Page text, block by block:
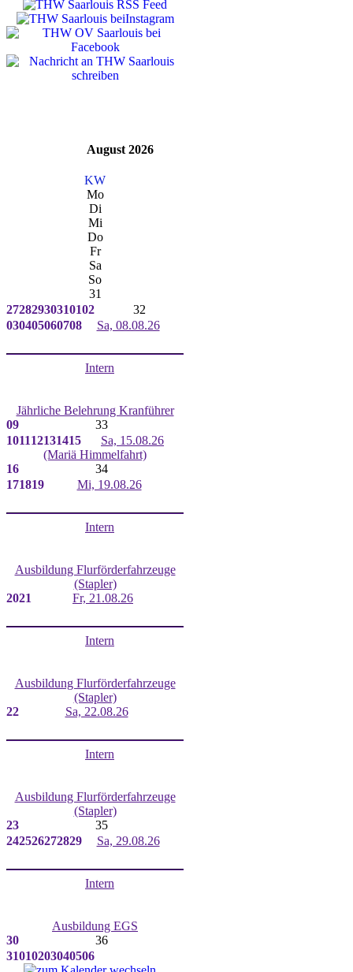
August 2026
KW
Mo
Di
Mi
Do
Fr
Sa
So
31
27282930310102
32
030405060708 Sa, 08.08.26
Intern
Jährliche Belehrung Kranführer
09
33
101112131415
Sa, 15.08.26
(Mariä Himmelfahrt)
16
34
171819 Mi, 19.08.26
Intern
Ausbildung Flurförderfahrzeuge
(Stapler)
2021 Fr, 21.08.26
Intern
Ausbildung Flurförderfahrzeuge
(Stapler)
22
Sa, 22.08.26
Intern
Ausbildung Flurförderfahrzeuge
(Stapler)
23
35
242526272829 Sa, 29.08.26
Intern
Ausbildung EGS
30
36
31010203040506